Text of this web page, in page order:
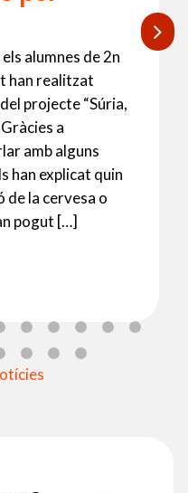
alumnes de 2n
han realitzat
projecte “Súria,
a
amb alguns
han explicat quin
de la cervesa o
pogut […]